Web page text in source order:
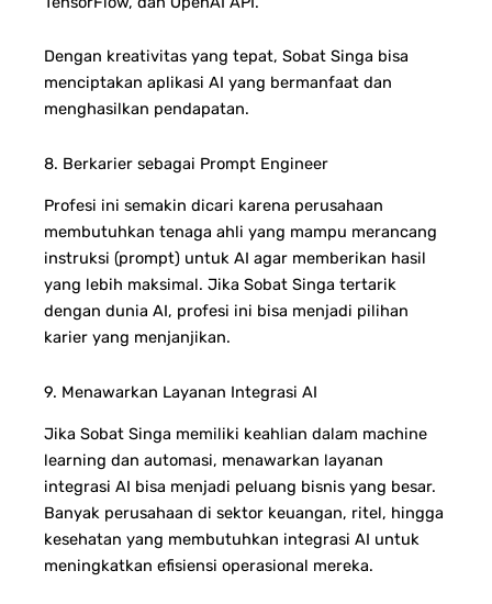
Dengan kreativitas yang tepat, Sobat Singa bisa
menciptakan aplikasi AI yang bermanfaat dan
menghasilkan pendapatan.
8. Berkarier sebagai Prompt Engineer
Profesi ini semakin dicari karena perusahaan
membutuhkan tenaga ahli yang mampu merancang
instruksi (prompt) untuk AI agar memberikan hasil
yang lebih maksimal. Jika Sobat Singa tertarik
dengan dunia AI, profesi ini bisa menjadi pilihan
karier yang menjanjikan.
9. Menawarkan Layanan Integrasi AI
Jika Sobat Singa memiliki keahlian dalam machine
learning dan automasi, menawarkan layanan
integrasi AI bisa menjadi peluang bisnis yang besar.
Banyak perusahaan di sektor keuangan, ritel, hingga
kesehatan yang membutuhkan integrasi AI untuk
meningkatkan efisiensi operasional mereka.